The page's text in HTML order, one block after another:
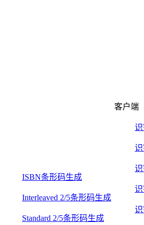
ISBN条形码生成
Interleaved 2/5条形码生成
Standard 2/5条形码生成
客户端
识